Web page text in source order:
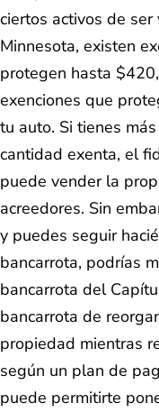
ciertos activos de
Minnesota, existen
protegen hasta
exenciones que
tu auto. Si tienes
cantidad exenta, el
puede vender la
acreedores. Sin
y puedes seguir
bancarrota, podrías
bancarrota del
bancarrota de
propiedad mientras
según un plan de
puede permitirte